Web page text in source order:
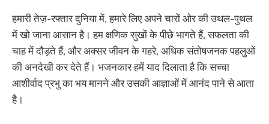
हमारी तेज़-रफ्तार दुनिया में, हमारे लिए अपने चारों ओर की उथल-पुथल
में खो जाना आसान है। हम क्षणिक सुखों के पीछे भागते हैं, सफलता की
चाह में दौड़ते हैं, और अक्सर जीवन के गहरे, अधिक संतोषजनक पहलुओं
की अनदेखी कर देते हैं। भजनकार हमें याद दिलाता है कि सच्चा
आशीर्वाद प्रभु का भय मानने और उसकी आज्ञाओं में आनंद पाने से आता
है।